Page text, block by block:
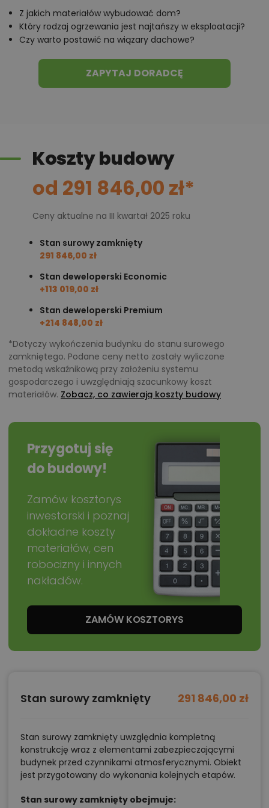
Chcesz uzyskać więcej informacji o tym
projekcie, na przykład:
możliwości wprowadzania modyfikacji,
projekty podobne - o zbliżonym układzie lub
informacje szczegółowe - np. wymiary
pomieszczeń, instalacje, materiały?
Zadzwoń 52 384 49 90 lub NAPISZ
Z jakich materiałów wybudować dom?
Który rodzaj ogrzewania jest najtańszy w eksploatacji?
Czy warto postawić na wiązary dachowe?
ZAPYTAJ DORADCĘ
Koszty budowy
od 291 846,00 zł*
Ceny aktualne na III kwartał 2025 roku
Stan surowy zamknięty
291 846,00 zł
Stan deweloperski Economic
+113 019,00 zł
Stan deweloperski Premium
+214 848,00 zł
*Dotyczy wykończenia budynku do stanu surowego
zamkniętego. Podane ceny netto zostały wyliczone
metodą wskaźnikową przy założeniu systemu
gospodarczego i uwzględniają szacunkowy koszt
materiałów. Zobacz, co zawierają koszty budowy
Przygotuj się
do budowy!
Zamów kosztorys
inwestorski i poznaj
dokładne koszty
materiałów, cen
robocizny i innych
nakładów.
ZAMÓW KOSZTORYS
Stan surowy zamknięty 291 846,00 zł
Stan surowy zamknięty uwzględnia kompletną
konstrukcję wraz z elementami zabezpieczającymi
budynek przed czynnikami atmosferycznymi. Obiekt
jest przygotowany do wykonania kolejnych etapów.
Stan surowy zamknięty obejmuje: